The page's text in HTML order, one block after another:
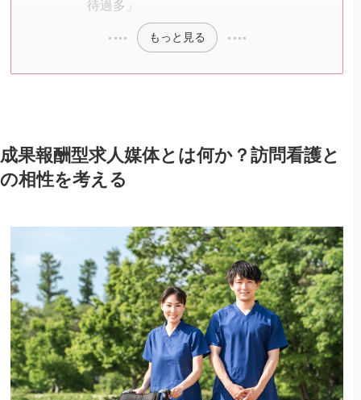
待過多」
もっと見る
成果報酬型求人媒体とは何か？訪問看護と
の相性を考える